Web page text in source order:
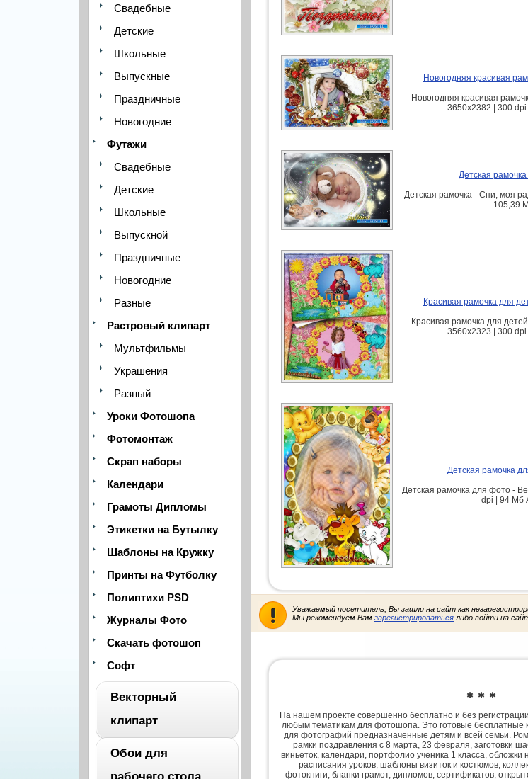
Свадебные
Детские
Школьные
Выпускные
Праздничные
Новогодние
Футажи
Свадебные
Детские
Школьные
Выпускной
Праздничные
Новогодние
Разные
Растровый клипарт
Мультфильмы
Украшения
Разный
Уроки Фотошопа
Фотомонтаж
Скрап наборы
Календари
Грамоты Дипломы
Этикетки на Бутылку
Шаблоны на Кружку
Принты на Футболку
Полиптихи PSD
Журналы Фото
Скачать фотошоп
Софт
Векторный
клипарт
Обои для
Новогодняя красивая
Новогодняя красивая
3650х2382 | 300
Детская
Детская рамочка - Спи, моя
105,39
Красивая рамочка для
Красивая рамочка для детей
3560х2323 | 300
Детская рамочка
Детская рамочка для фото -
dpi | 94 Мб
Уважаемый посетитель, Вы зашли на сайт как
Мы рекомендуем Вам зарегистрироваться либо войти на
✱ ✱ ✱
На нашем проекте совершенно бесплатно и без
любым тематикам для фотошопа. Это готовые бесплатные
для фотографий предназначенные детям и всей семьи.
рамки поздравления с 8 марта, 23 февраля, заготовки
виньеток, календари, портфолио ученика 1 класса,
расписания уроков, шаблоны визиток и костюмов,
фотокниги, бланки грамот, дипломов, сертификатов,